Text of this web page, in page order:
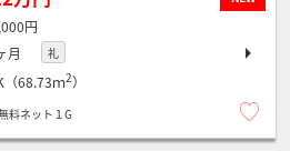
円
月 礼
（68.73ｍ2）
料ネット１G